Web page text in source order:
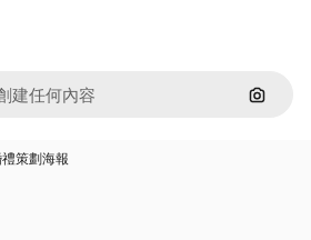
通過圖
策劃海報